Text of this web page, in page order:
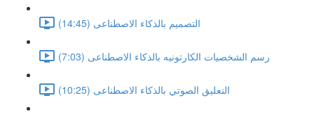
التصميم بالذكاء الاصطناعى (14:45)
رسم الشخصيات الكارتونيه بالذكاء الاصطناعى (7:03)
التعليق الصوتي بالذكاء الاصطناعى (10:25)